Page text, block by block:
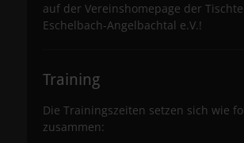
auf der Vereinshomepage der
Eschelbach-Angelbachtal e.V.!
Training
Die Trainingszeiten setzen sich wie
zusammen: